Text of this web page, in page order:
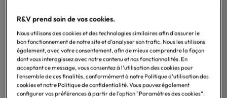
Gessi
Porte verre Gessi Goccia noir – Style moderne,
R&V prend soin de vos cookies.
Nous utilisons des cookies et des technologies similaires afin d'assurer le
bon fonctionnement de notre site et d'analyser son trafic. Nous les utilisons
également, avec votre consentement, afin de mieux comprendre la façon
dont vous interagissez avec notre contenu et nos fonctionnalités. En
acceptant ce message, vous consentez à l’utilisation des cookies pour
l’ensemble de ces finalités, conformément à notre Politique d'utilisation des
cookies et notre Politique de confidentialité. Vous pouvez également
configurer vos préférences à partir de l’option "Paramètres des cookies”.